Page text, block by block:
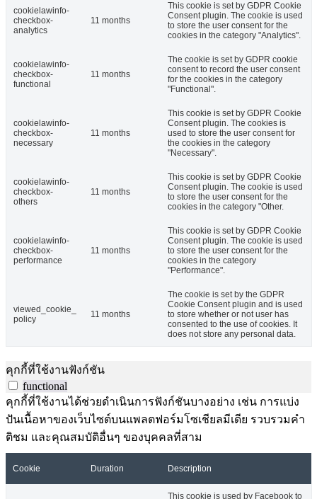
cookielawinfo-
checkbox-
analytics
11 months
This cookie is set by GDPR Cookie
Consent plugin. The cookie is used
to store the user consent for the
cookies in the category "Analytics".
cookielawinfo-
checkbox-
functional
11 months
The cookie is set by GDPR cookie
consent to record the user consent
for the cookies in the category
"Functional".
cookielawinfo-
checkbox-
necessary
11 months
This cookie is set by GDPR Cookie
Consent plugin. The cookies is
used to store the user consent for
the cookies in the category
"Necessary".
cookielawinfo-
checkbox-
others
11 months
This cookie is set by GDPR Cookie
Consent plugin. The cookie is used
to store the user consent for the
cookies in the category "Other.
cookielawinfo-
checkbox-
performance
11 months
This cookie is set by GDPR Cookie
Consent plugin. The cookie is used
to store the user consent for the
cookies in the category
"Performance".
viewed_cookie_
policy
11 months
The cookie is set by the GDPR
Cookie Consent plugin and is used
to store whether or not user has
consented to the use of cookies. It
does not store any personal data.
คุกกี้ที่ใช้งานฟังก์ชัน
functional
คุกกี้ที่ใช้งานได้ช่วยดำเนินการฟังก์ชันบางอย่าง เช่น การแบ่ง
ปันเนื้อหาของเว็บไซต์บนแพลตฟอร์มโซเชียลมีเดีย รวบรวมคำ
ติชม และคุณสมบัติอื่นๆ ของบุคคลที่สาม
Cookie Duration Description
This cookie is used by Facebook to